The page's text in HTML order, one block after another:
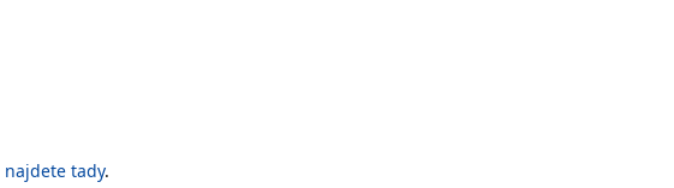
najdete tady.